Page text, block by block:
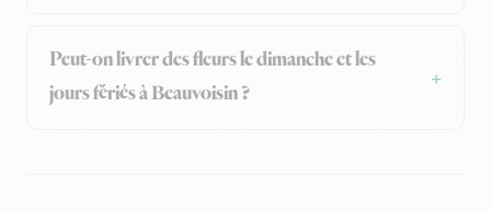
Peut-on livrer des fleurs le dimanche et les
jours fériés à Beauvoisin ?